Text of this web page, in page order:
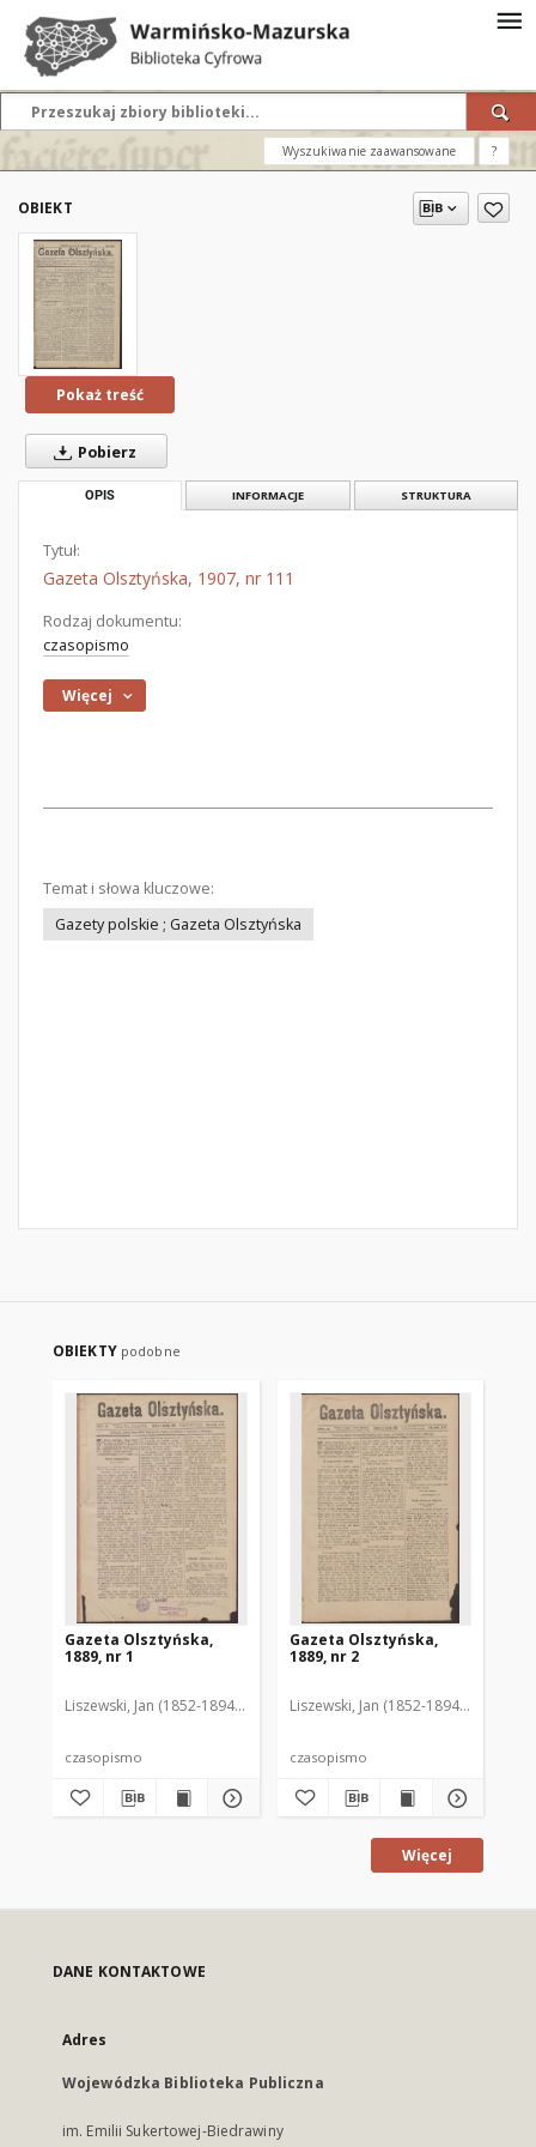
Wyszukiwanie zaawansowane ?
OBIEKT
Pokaż treść
Pobierz
OPIS INFORMACJE STRUKTURA
Tytuł:
Gazeta Olsztyńska, 1907, nr 111
Rodzaj dokumentu:
czasopismo
Więcej
Temat i słowa kluczowe:
Gazety polskie ; Gazeta Olsztyńska
OBIEKTY podobne
Gazeta Olsztyńska,
1889, nr 1
Liszewski, Jan (1852-1894). Red.
czasopismo
Gazeta Olsztyńska,
1889, nr 2
Liszewski, Jan (1852-1894). Red.
czasopismo
Więcej
DANE KONTAKTOWE
Adres
Wojewódzka Biblioteka Publiczna
im. Emilii Sukertowej-Biedrawiny